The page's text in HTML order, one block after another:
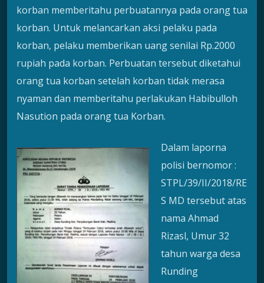
korban memberitahu perbuatannya pada orang tua
korban. Untuk melancarkan aksi pelaku pada
korban, pelaku memberikan uang senilai Rp.2000
rupiah pada korban. Perbuatan tersebut diketahui
orang tua korban setelah korban tidak merasa
nyaman dan memberitahu perlakukan Habibulloh
Nasution pada orang tua Korban.
Dalam laporna
polisi bernomor :
STPL/39/II/2018/RE
S MD tersebut atas
nama Ahmad
Rizasl, Umur 32
tahun warga desa
Runding